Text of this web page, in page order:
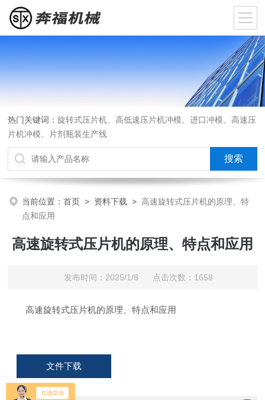
热门关键词：旋转式压片机、高低速压片机冲模、进口冲模、高速压
片机冲模、片剂瓶装生产线
当前位置：首页 > 资料下载 > 高速旋转式压片机的原理、特
点和应用
高速旋转式压片机的原理、特点和应用
发布时间：2025/1/8 点击次数：1658
高速旋转式压片机的原理、特点和应用
文件下载